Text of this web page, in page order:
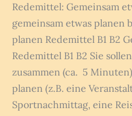
Redemittel: Gemeinsam
gemeinsam etwas planen
planen Redemittel B1 B2
Redemittel B1 B2 Sie
zusammen (ca. 5
planen (z.B. eine
Sportnachmittag, eine